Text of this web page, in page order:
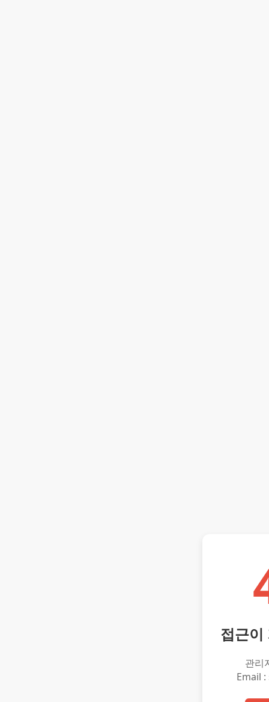
접근이
관리
Email